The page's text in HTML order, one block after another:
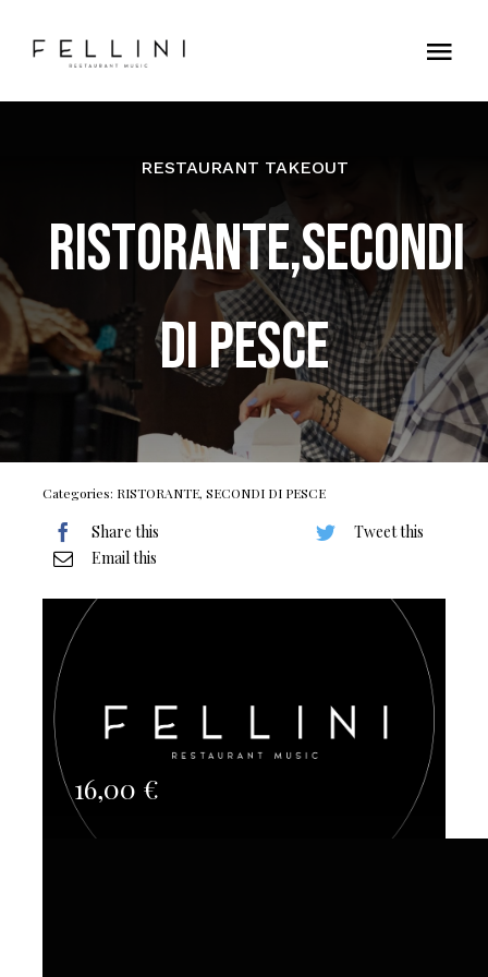
RESTAURANT TAKEOUT
RISTORANTE,SECONDI
DI PESCE
Categories: RISTORANTE, SECONDI DI PESCE
Share this
Tweet this
Email this
16,00 €